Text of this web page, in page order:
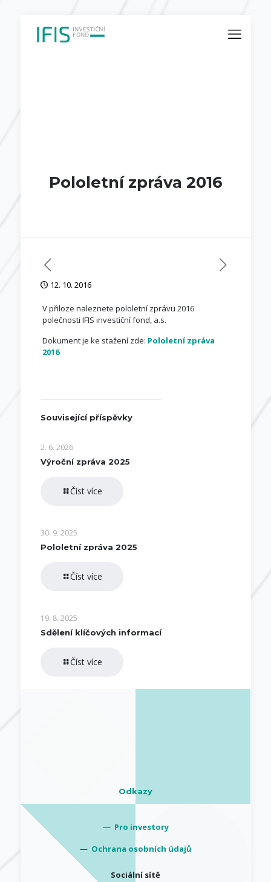
Pololetní zpráva 2016
12. 10. 2016
V přiloze naleznete pololetní zprávu 2016
polečnosti IFIS investiční fond, a.s.
Dokument je ke stažení zde: Pololetní zpráva
2016
Související příspěvky
2. 6. 2026
Výroční zpráva 2025
Číst více
30. 9. 2025
Pololetní zpráva 2025
Číst více
19. 8. 2025
Sdělení klíčových informací
Číst více
Odkazy
— Pro investory
— Ochrana osobních údajů
Sociální sítě